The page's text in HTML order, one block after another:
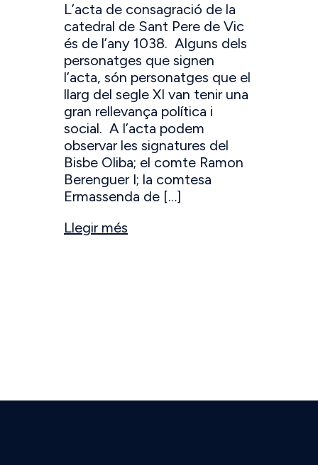
L’acta de consagració de la
catedral de Sant Pere de Vic
és de l’any 1038. Alguns dels
personatges que signen
l’acta, són personatges que el
llarg del segle XI van tenir una
gran rellevança política i
social. A l’acta podem
observar les signatures del
Bisbe Oliba; el comte Ramon
Berenguer I; la comtesa
Ermassenda de […]
Llegir més